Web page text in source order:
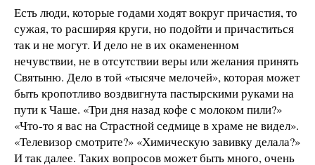
Есть люди, которые годами ходят вокруг причастия, то
сужая, то расширяя круги, но подойти и причаститься
так и не могут. И дело не в их окамененном
нечувствии, не в отсутствии веры или желания принять
Святыню. Дело в той «тысяче мелочей», которая может
быть кропотливо воздвигнута пастырскими руками на
пути к Чаше. «Три дня назад кофе с молоком пили?»
«Что-то я вас на Страстной седмице в храме не видел».
«Телевизор смотрите?» «Химическую завивку делала?»
И так далее. Таких вопросов может быть много, очень